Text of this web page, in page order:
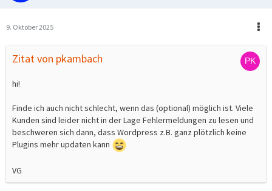
9. Oktober 2025
Zitat von pkambach
hi!
Finde ich auch nicht schlecht, wenn das (optional) möglich ist. Viele
Kunden sind leider nicht in der Lage Fehlermeldungen zu lesen und
beschweren sich dann, dass Wordpress z.B. ganz plötzlich keine
Plugins mehr updaten kann
VG